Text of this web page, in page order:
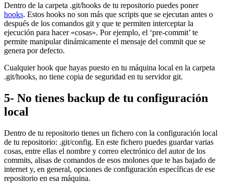
Dentro de la carpeta .git/hooks de tu repositorio puedes poner
hooks. Estos hooks no son más que scripts que se ejecutan antes o
después de los comandos git y que te permiten interceptar la
ejecución para hacer «cosas». Por ejemplo, el ‘pre-commit’ te
permite manipular dinámicamente el mensaje del commit que se
genera por defecto.
Cualquier hook que hayas puesto en tu máquina local en la carpeta
.git/hooks, no tiene copia de seguridad en tu servidor git.
5- No tienes backup de tu configuración
local
Dentro de tu repositorio tienes un fichero con la configuración local
de tu repositorio: .git/config. En este fichero puedes guardar varias
cosas, entre ellas el nombre y correo electrónico del autor de los
commits, alisas de comandos de esos molones que te has bajado de
internet y, en general, opciones de configuración específicas de ese
repositorio en esa máquina.